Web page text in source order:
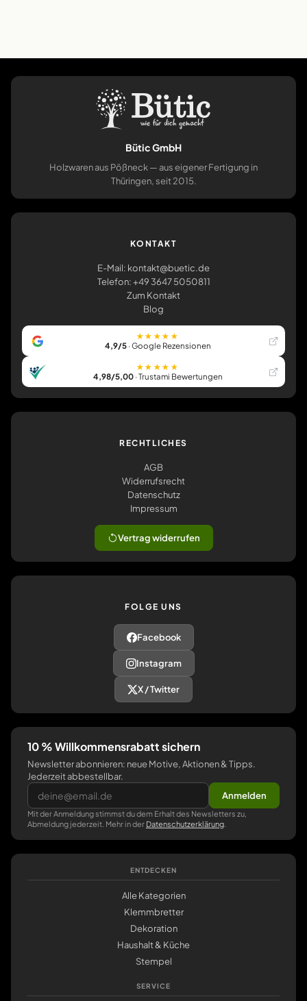
Bütic GmbH
Holzwaren aus Pößneck — aus eigener Fertigung in
Thüringen, seit 2015.
KONTAKT
E-Mail: kontakt@buetic.de
Telefon: +49 3647 5050811
Zum Kontakt
Blog
★★★★★
4,9/5· Google Rezensionen
★★★★★
4,98/5,00· Trustami Bewertungen
RECHTLICHES
AGB
Widerrufsrecht
Datenschutz
Impressum
Vertrag widerrufen
FOLGE UNS
Facebook
Instagram
X / Twitter
10 % Willkommensrabatt sichern
Newsletter abonnieren: neue Motive, Aktionen & Tipps.
Jederzeit abbestellbar.
Anmelden
Mit der Anmeldung stimmst du dem Erhalt des Newsletters zu,
Abmeldung jederzeit. Mehr in der Datenschutzerklärung
ENTDECKEN
Alle Kategorien
Klemmbretter
Dekoration
Haushalt & Küche
Stempel
SERVICE